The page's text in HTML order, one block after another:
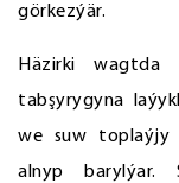
görkezýär.
Häzirki wagtda
tabşyrygyna
we suw toplaýjy
alnyp barylýar.